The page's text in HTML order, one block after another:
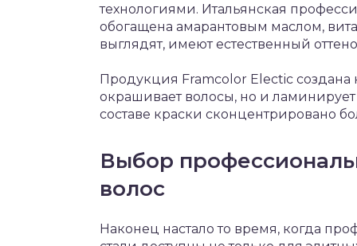
технологиями. Итальянская
обогащена амарантовым маслом,
выглядят, имеют естественный
Продукция Framcolor Electic создана
окрашивает волосы, но и
составе краски сконцентрировано
Выбор
волос
Наконец настало то время, когда